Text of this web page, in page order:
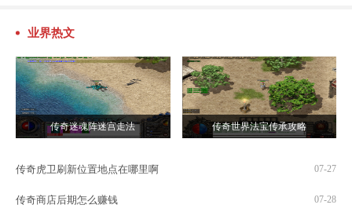
业界热文
传奇迷魂阵迷宫走法 传奇世界法宝传承攻略
传奇虎卫刷新位置地点在哪里啊 07-27
传奇商店后期怎么赚钱 07-28